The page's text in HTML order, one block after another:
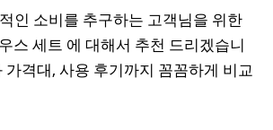
인 소비를 추구하는 고객님을 위한
스 세트 에 대해서 추천 드리겠습니
가격대, 사용 후기까지 꼼꼼하게 비교